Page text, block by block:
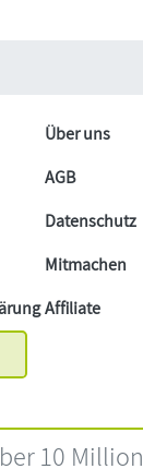
Über uns
AGB
Datenschutz
Mitmachen
Affiliate